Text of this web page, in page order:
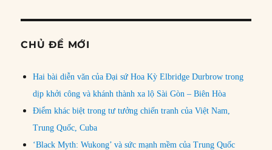
CHỦ ĐỀ MỚI
Hai bài diễn văn của Đại sứ Hoa Kỳ Elbridge Durbrow trong
dịp khởi công và khánh thành xa lộ Sài Gòn – Biên Hòa
Điểm khác biệt trong tư tưởng chiến tranh của Việt Nam,
Trung Quốc, Cuba
‘Black Myth: Wukong’ và sức mạnh mềm của Trung Quốc